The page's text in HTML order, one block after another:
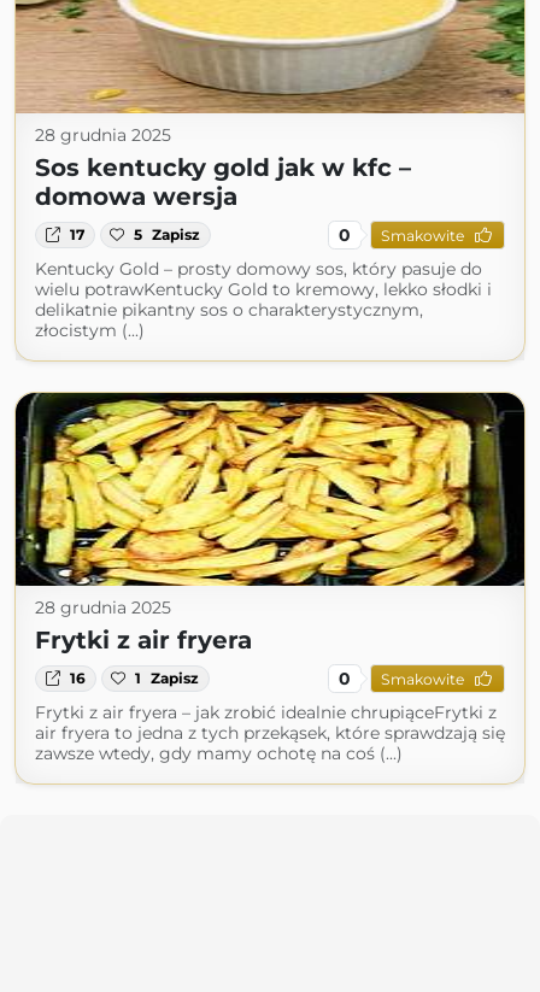
28 grudnia 2025
Sos kentucky gold jak w kfc –
domowa wersja
17 5 Zapisz 0 Smakowite
Kentucky Gold – prosty domowy sos, który pasuje do
wielu potrawKentucky Gold to kremowy, lekko słodki i
delikatnie pikantny sos o charakterystycznym,
złocistym (...)
28 grudnia 2025
Frytki z air fryera
16 1 Zapisz 0 Smakowite
Frytki z air fryera – jak zrobić idealnie chrupiąceFrytki z
air fryera to jedna z tych przekąsek, które sprawdzają się
zawsze wtedy, gdy mamy ochotę na coś (...)